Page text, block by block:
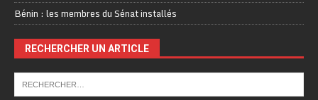
Bénin : les membres du Sénat installés
RECHERCHER UN ARTICLE